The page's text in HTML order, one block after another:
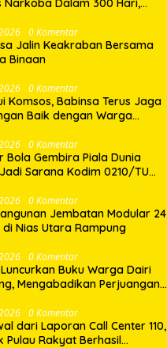
Narkoba Dalam 300 Hari,
0 Komentar
Jalin Keakraban Bersama
Binaan
0 Komentar
Komsos, Babinsa Terus Jaga
Baik dengan Warga
0 Komentar
Bola Gembira Piala Dunia
Sarana Kodim 0210/TU
dengan Warga
0 Komentar
Jembatan Modular 24
di Nias Utara Rampung
0 Komentar
Luncurkan Buku Warga Dairi
Mengabadikan Perjuangan
0 Komentar
dari Laporan Call Center 110,
Pulau Rakyat Berhasil